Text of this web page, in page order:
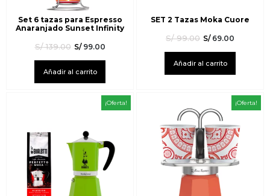
Set 6 tazas para Espresso
Anaranjado Sunset Infinity
S/139.00 S/99.00
Añadir al carrito
SET 2 Tazas Moka Cuore
S/99.00 S/69.00
Añadir al carrito
¡Oferta! ¡Oferta!